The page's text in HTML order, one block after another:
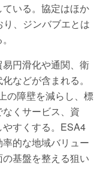
いる。協定はほか
、ジンバブエとは
円滑化や通関、衛
などが含まれる。
の障壁を減らし、標
くサービス、資
すくする。ESA4
的な地域バリュー
基盤を整える狙い